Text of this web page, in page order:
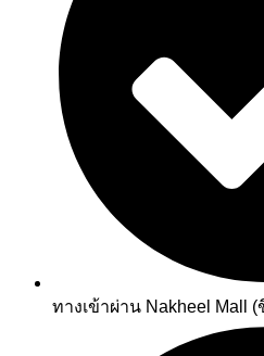
ทางเข้าผ่าน Nakheel Mall